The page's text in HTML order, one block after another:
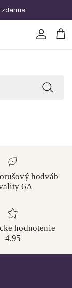
Účet
hodváb
6A
hodnotenie
4,95